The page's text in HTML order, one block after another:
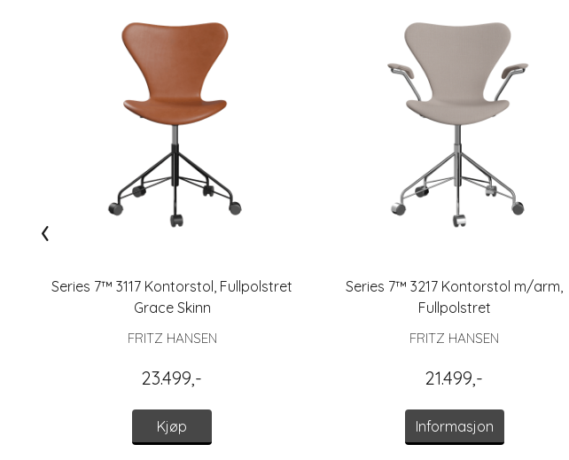
Series 7™ 3117 Kontorstol, Fullpolstret
Grace Skinn
FRITZ HANSEN
23.499,-
Kjøp
Series 7™ 3217 Kontorstol m/arm,
Fullpolstret
FRITZ HANSEN
21.499,-
Informasjon
‹